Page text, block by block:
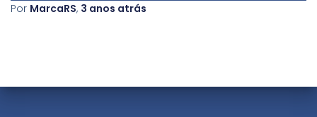
Por MarcaRS, 3 anos atrás